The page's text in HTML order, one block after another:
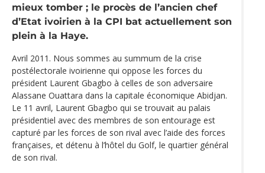
mieux tomber ; le procès de l’ancien chef
d’Etat ivoirien à la CPI bat actuellement son
plein à la Haye.
Avril 2011. Nous sommes au summum de la crise
postélectorale ivoirienne qui oppose les forces du
président Laurent Gbagbo à celles de son adversaire
Alassane Ouattara dans la capitale économique Abidjan.
Le 11 avril, Laurent Gbagbo qui se trouvait au palais
présidentiel avec des membres de son entourage est
capturé par les forces de son rival avec l’aide des forces
françaises, et détenu à l’hôtel du Golf, le quartier général
de son rival.